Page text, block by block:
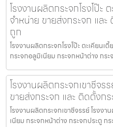
โรงงานผลิตกระจกโรงโป๊ะ
จำหน่าย ขายส่งกระจก แล
ถูก
โรงงานผลิตกระจกโรงโป๊ะ ตะเคียนเ
กระจกอลูมิเนียม กระจกหน้าต่าง กร
โรงงานผลิตกระจกเขาชีจร
ขายส่งกระจก และ ติดตั้งก
โรงงานผลิตกระจกเขาชีจรรย์ โรงง
เนียม กระจกหน้าต่าง กระจกประตู ก